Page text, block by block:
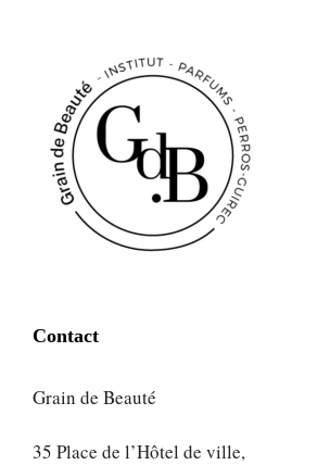
Contact
Grain de Beauté
35 Place de l’Hôtel de ville,